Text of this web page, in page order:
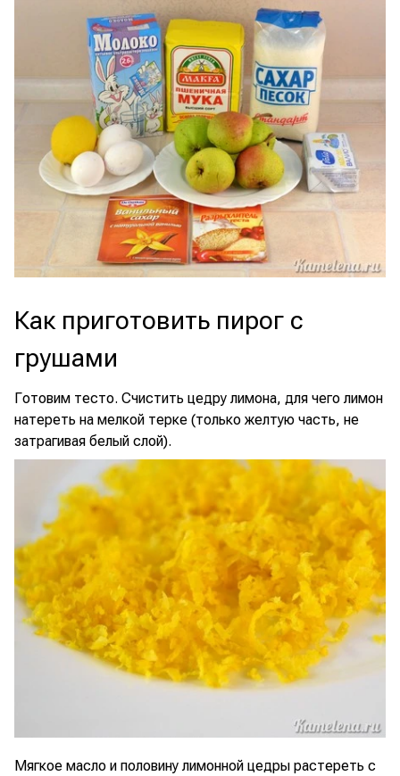
Как приготовить пирог с
грушами
Готовим тесто. Счистить цедру лимона, для чего лимон
натереть на мелкой терке (только желтую часть, не
затрагивая белый слой).
Мягкое масло и половину лимонной цедры растереть с